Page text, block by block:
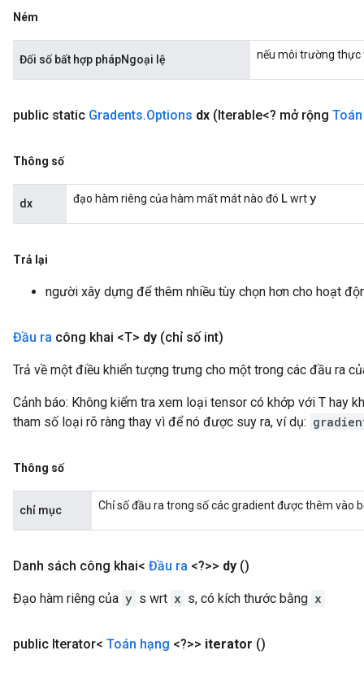
Ném
Đối số bất hợp phápNgoại lệ nếu môi trường thực
public static Gradents.Options dx (Iterable<? mở rộng
Thông số
dx đạo hàm riêng của hàm mất mát nào đó Lwrty
Trả lại
người xây dựng để thêm nhiều tùy chọn hơn cho hoạt
Đầu ra công khai <T> dy (chỉ số int)
Trả về một điều khiển tượng trưng cho một trong các đầu ra
Cảnh báo: Không kiểm tra xem loại tensor có khớp với T hay
tham số loại rõ ràng thay vì để nó được suy ra, ví dụ:
Thông số
chỉ mục Chỉ số đầu ra trong số các gradient được thêm vào
Danh sách công khai< Đầu ra <?>> dy ()
Đạo hàm riêng của y s wrt x s, có kích thước bằng x
public Iterator< Toán hạng <?>> iterator ()